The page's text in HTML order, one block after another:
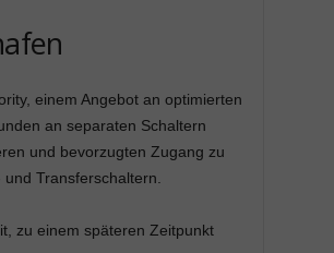
einem Angebot an optimierten
an separaten Schaltern
und bevorzugten Zugang zu
Transferschaltern.
zu einem späteren Zeitpunkt